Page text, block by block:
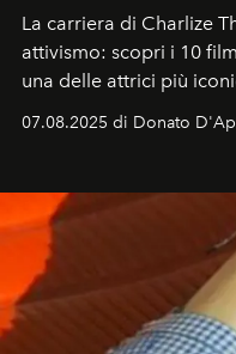
La carriera di Charlize
attivismo: scopri i 10
una delle attrici più
07.08.2025 di Donato